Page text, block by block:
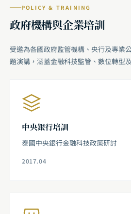
POLICY & TRAINING
政府機構與企業培訓
受邀為各國政府監管機構、央行及專業
題演講，涵蓋金融科技監管、數位轉型
中央銀行培訓
泰國中央銀行金融科技政策研討
2017.04